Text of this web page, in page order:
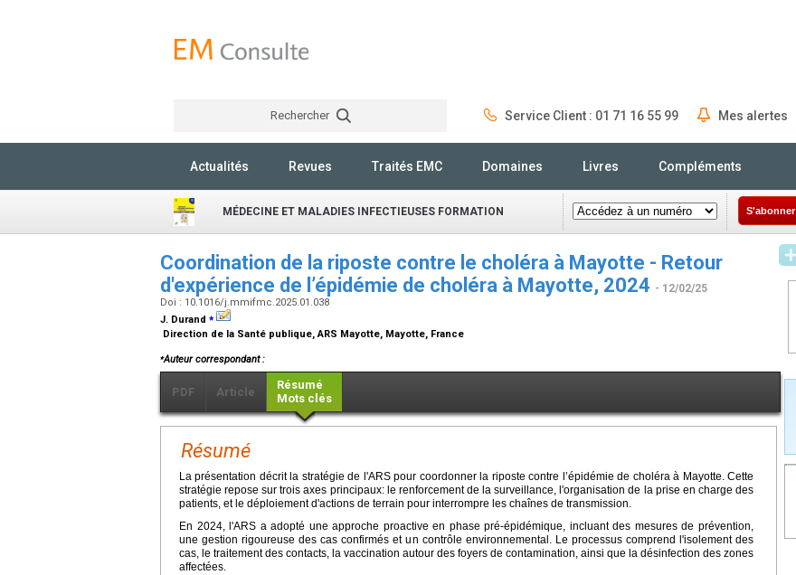
Rechercher Service Client : 01 71 16 55 99 Mes alertes
Actualités Revues Traités EMC Domaines Livres Compléments
MÉDECINE ET MALADIES INFECTIEUSES FORMATION S'abonner
Coordination de la riposte contre le choléra à Mayotte - Retour
d'expérience de l’épidémie de choléra à Mayotte, 2024 - 12/02/25
Doi : 10.1016/j.mmifmc.2025.01.038
J. Durand ⁎
Direction de la Santé publique, ARS Mayotte, Mayotte, France
⁎Auteur correspondant :
PDF Article
Résumé
Mots clés
Résumé
La présentation décrit la stratégie de l'ARS pour coordonner la riposte contre l’épidémie de choléra à Mayotte. Cette
stratégie repose sur trois axes principaux: le renforcement de la surveillance, l'organisation de la prise en charge des
patients, et le déploiement d'actions de terrain pour interrompre les chaînes de transmission.
En 2024, l'ARS a adopté une approche proactive en phase pré-épidémique, incluant des mesures de prévention,
une gestion rigoureuse des cas confirmés et un contrôle environnemental. Le processus comprend l'isolement des
cas, le traitement des contacts, la vaccination autour des foyers de contamination, ainsi que la désinfection des zones
affectées.